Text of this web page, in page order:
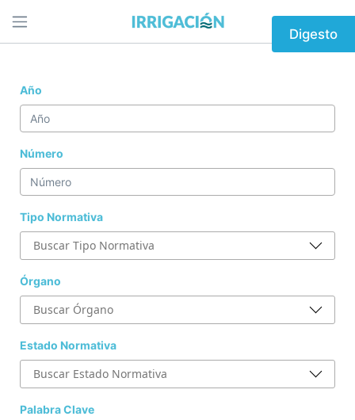
Digesto
Año
Número
Tipo Normativa
Órgano
Estado Normativa
Palabra Clave